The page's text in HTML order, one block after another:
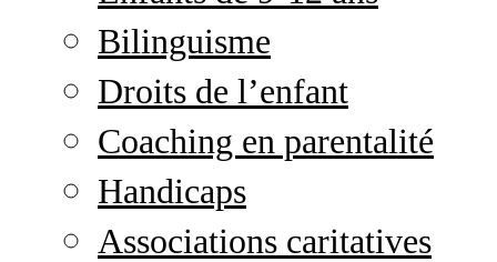
Bilinguisme
Droits de l’enfant
Coaching en parentalité
Handicaps
Associations caritatives